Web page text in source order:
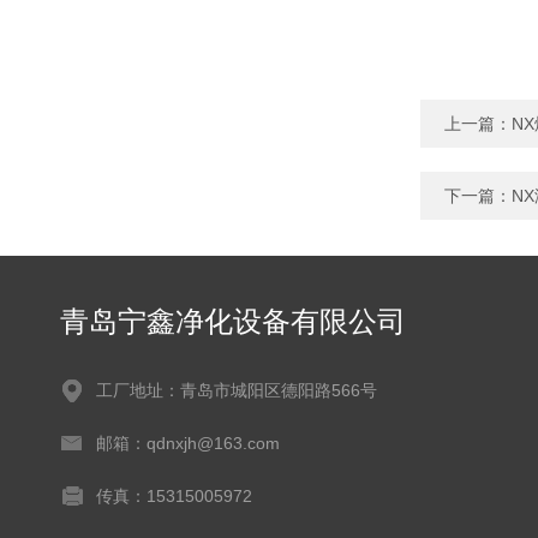
上一篇：
下一篇：
青岛宁鑫净化设备有限公司
工厂地址：青岛市城阳区德阳路566号
邮箱：qdnxjh@163.com
传真：15315005972